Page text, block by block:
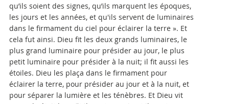
qu’ils soient des signes, qu’ils marquent les époques,
les jours et les années, et qu'ils servent de luminaires
dans le firmament du ciel pour éclairer la terre ». Et
cela fut ainsi. Dieu fit les deux grands luminaires, le
plus grand luminaire pour présider au jour, le plus
petit luminaire pour présider à la nuit; il fit aussi les
étoiles. Dieu les plaça dans le firmament pour
éclairer la terre, pour présider au jour et à la nuit, et
pour séparer la lumière et les ténèbres. Et Dieu vit